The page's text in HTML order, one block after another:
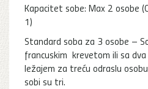
Kapacitet sobe: Max 2 osobe
1)
Standard soba za 3 osobe –
francuskim krevetom ili sa
ležajem za treću odraslu
sobi su tri.